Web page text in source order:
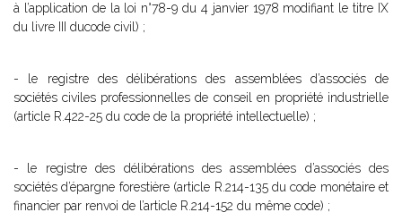
à l’application de la loi n°78-9 du 4 janvier 1978 modifiant le titre IX
du livre III ducode civil) ;
- le registre des délibérations des assemblées d’associés de
sociétés civiles professionnelles de conseil en propriété industrielle
(article R.422-25 du code de la propriété intellectuelle) ;
- le registre des délibérations des assemblées d’associés des
sociétés d’épargne forestière (article R.214-135 du code monétaire et
financier par renvoi de l’article R.214-152 du même code) ;